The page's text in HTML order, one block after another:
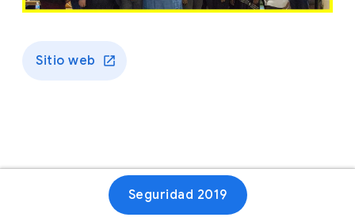
Sitio web
Seguridad 2019